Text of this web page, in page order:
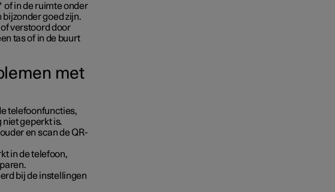
of in de ruimte onder
goed zijn.
verstoord door
tas of in de buurt
met
telefoonfuncties,
geperkt is.
en scan de QR-
in de telefoon,
bij de instellingen